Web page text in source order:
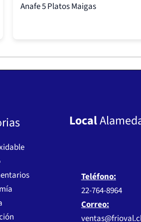
Anafe 5 Platos Maigas
Local
Teléfono:
22-764-8964
Correo: